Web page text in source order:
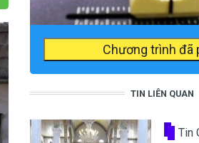
Chương trình đã
TIN LIÊN QUAN
Tin